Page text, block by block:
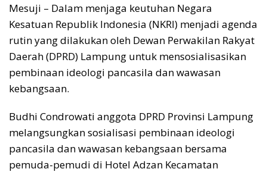
Mesuji – Dalam menjaga keutuhan Negara
Kesatuan Republik Indonesia (NKRI) menjadi agenda
rutin yang dilakukan oleh Dewan Perwakilan Rakyat
Daerah (DPRD) Lampung untuk mensosialisasikan
pembinaan ideologi pancasila dan wawasan
kebangsaan.
Budhi Condrowati anggota DPRD Provinsi Lampung
melangsungkan sosialisasi pembinaan ideologi
pancasila dan wawasan kebangsaan bersama
pemuda-pemudi di Hotel Adzan Kecamatan